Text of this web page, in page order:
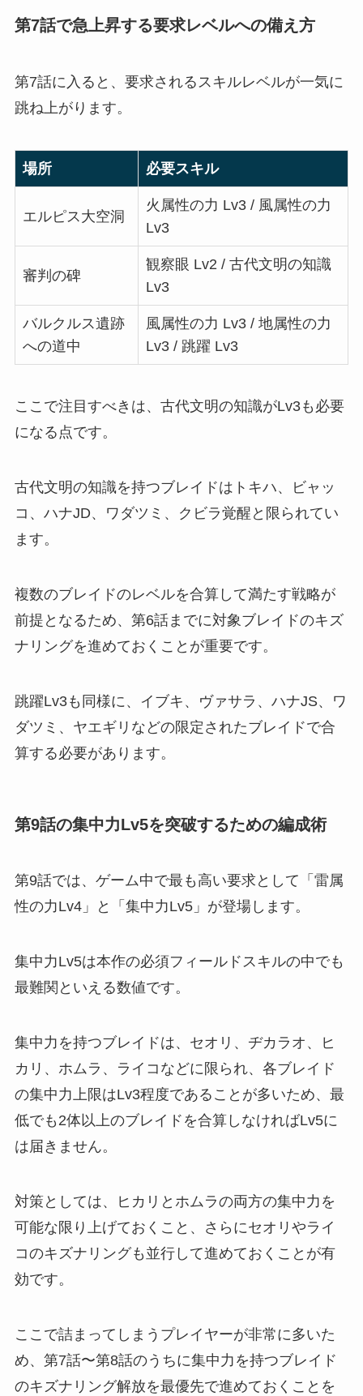
第7話で急上昇する要求レベルへの備え方
第7話に入ると、要求されるスキルレベルが一気に
跳ね上がります。
場所 必要スキル
エルピス大空洞
火属性の力 Lv3 / 風属性の力
Lv3
審判の碑
観察眼 Lv2 / 古代文明の知識
Lv3
バルクルス遺跡
への道中
風属性の力 Lv3 / 地属性の力
Lv3 / 跳躍 Lv3
ここで注目すべきは、古代文明の知識がLv3も必要
になる点です。
古代文明の知識を持つブレイドはトキハ、ビャッ
コ、ハナJD、ワダツミ、クビラ覚醒と限られてい
ます。
複数のブレイドのレベルを合算して満たす戦略が
前提となるため、第6話までに対象ブレイドのキズ
ナリングを進めておくことが重要です。
跳躍Lv3も同様に、イブキ、ヴァサラ、ハナJS、ワ
ダツミ、ヤエギリなどの限定されたブレイドで合
算する必要があります。
第9話の集中力Lv5を突破するための編成術
第9話では、ゲーム中で最も高い要求として「雷属
性の力Lv4」と「集中力Lv5」が登場します。
集中力Lv5は本作の必須フィールドスキルの中でも
最難関といえる数値です。
集中力を持つブレイドは、セオリ、ヂカラオ、ヒ
カリ、ホムラ、ライコなどに限られ、各ブレイド
の集中力上限はLv3程度であることが多いため、最
低でも2体以上のブレイドを合算しなければLv5に
は届きません。
対策としては、ヒカリとホムラの両方の集中力を
可能な限り上げておくこと、さらにセオリやライ
コのキズナリングも並行して進めておくことが有
効です。
ここで詰まってしまうプレイヤーが非常に多いた
め、第7話〜第8話のうちに集中力を持つブレイド
のキズナリング解放を最優先で進めておくことを